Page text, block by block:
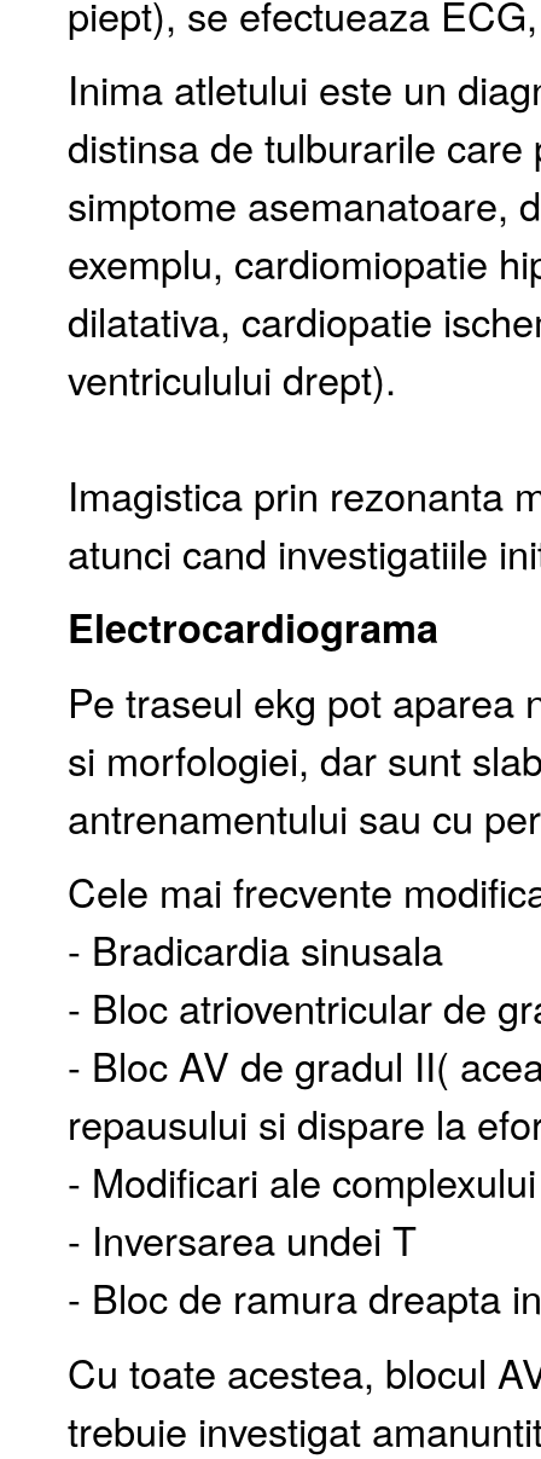
piept), se efectueaza
Inima atletului este un
distinsa de tulburarile
simptome asemanatoare,
exemplu, cardiomiopatie
dilatativa, cardiopatie
ventriculului drept).
Imagistica prin rezonanta
atunci cand investigatiile
Electrocardiograma
Pe traseul ekg pot aparea
si morfologiei, dar sunt
antrenamentului sau cu
Cele mai frecvente
- Bradicardia sinusala
- Bloc atrioventricular de
- Bloc AV de gradul II(
repausului si dispare la
- Modificari ale
- Inversarea undei T
- Bloc de ramura dreapta
Cu toate acestea, blocul
trebuie investigat